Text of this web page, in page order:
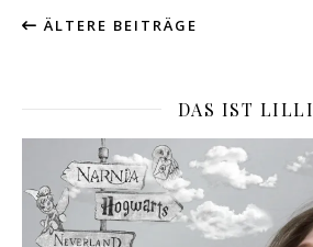
ÄLTERE BEITRÄGE
DAS IST LILLI